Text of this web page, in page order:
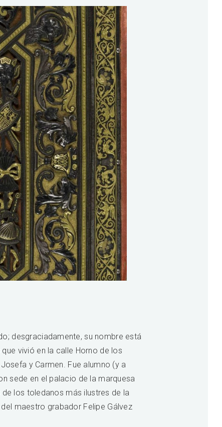
desgraciadamente, su nombre está
vivió en la calle Horno de los
y Carmen. Fue alumno (y a
sede en el palacio de la marquesa
los toledanos más ilustres de la
maestro grabador Felipe Gálvez